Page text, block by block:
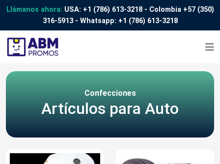
Llámanos ahora: USA: +1 (786) 613-3218- Colombia +57 (350)
316-5913- Whatsapp: +1 (786) 613-3218
Confecciones
Artículos para Auto